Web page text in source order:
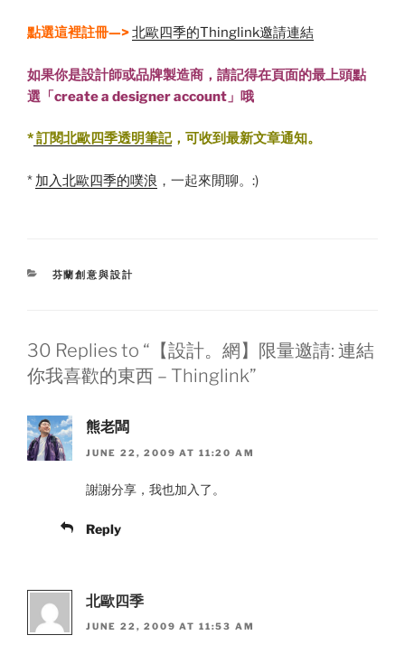
點選這裡註冊—>北歐四季的Thinglink邀請連結
如果你是設計師或品牌製造商，請記得在頁面的最上頭點
選 「create a designer account」哦
*訂閱北歐四季透明筆記，可收到最新文章通知。
* 加入北歐四季的噗浪 ，一起來閒聊。:)
CATEGORIES
芬蘭創意與設計
30 Replies to “【設計。網】限量邀請: 連結
你我喜歡的東西 – Thinglink”
熊老闆
JUNE 22, 2009 AT 11:20 AM
謝謝分享，我也加入了。
Reply
北歐四季
JUNE 22, 2009 AT 11:53 AM